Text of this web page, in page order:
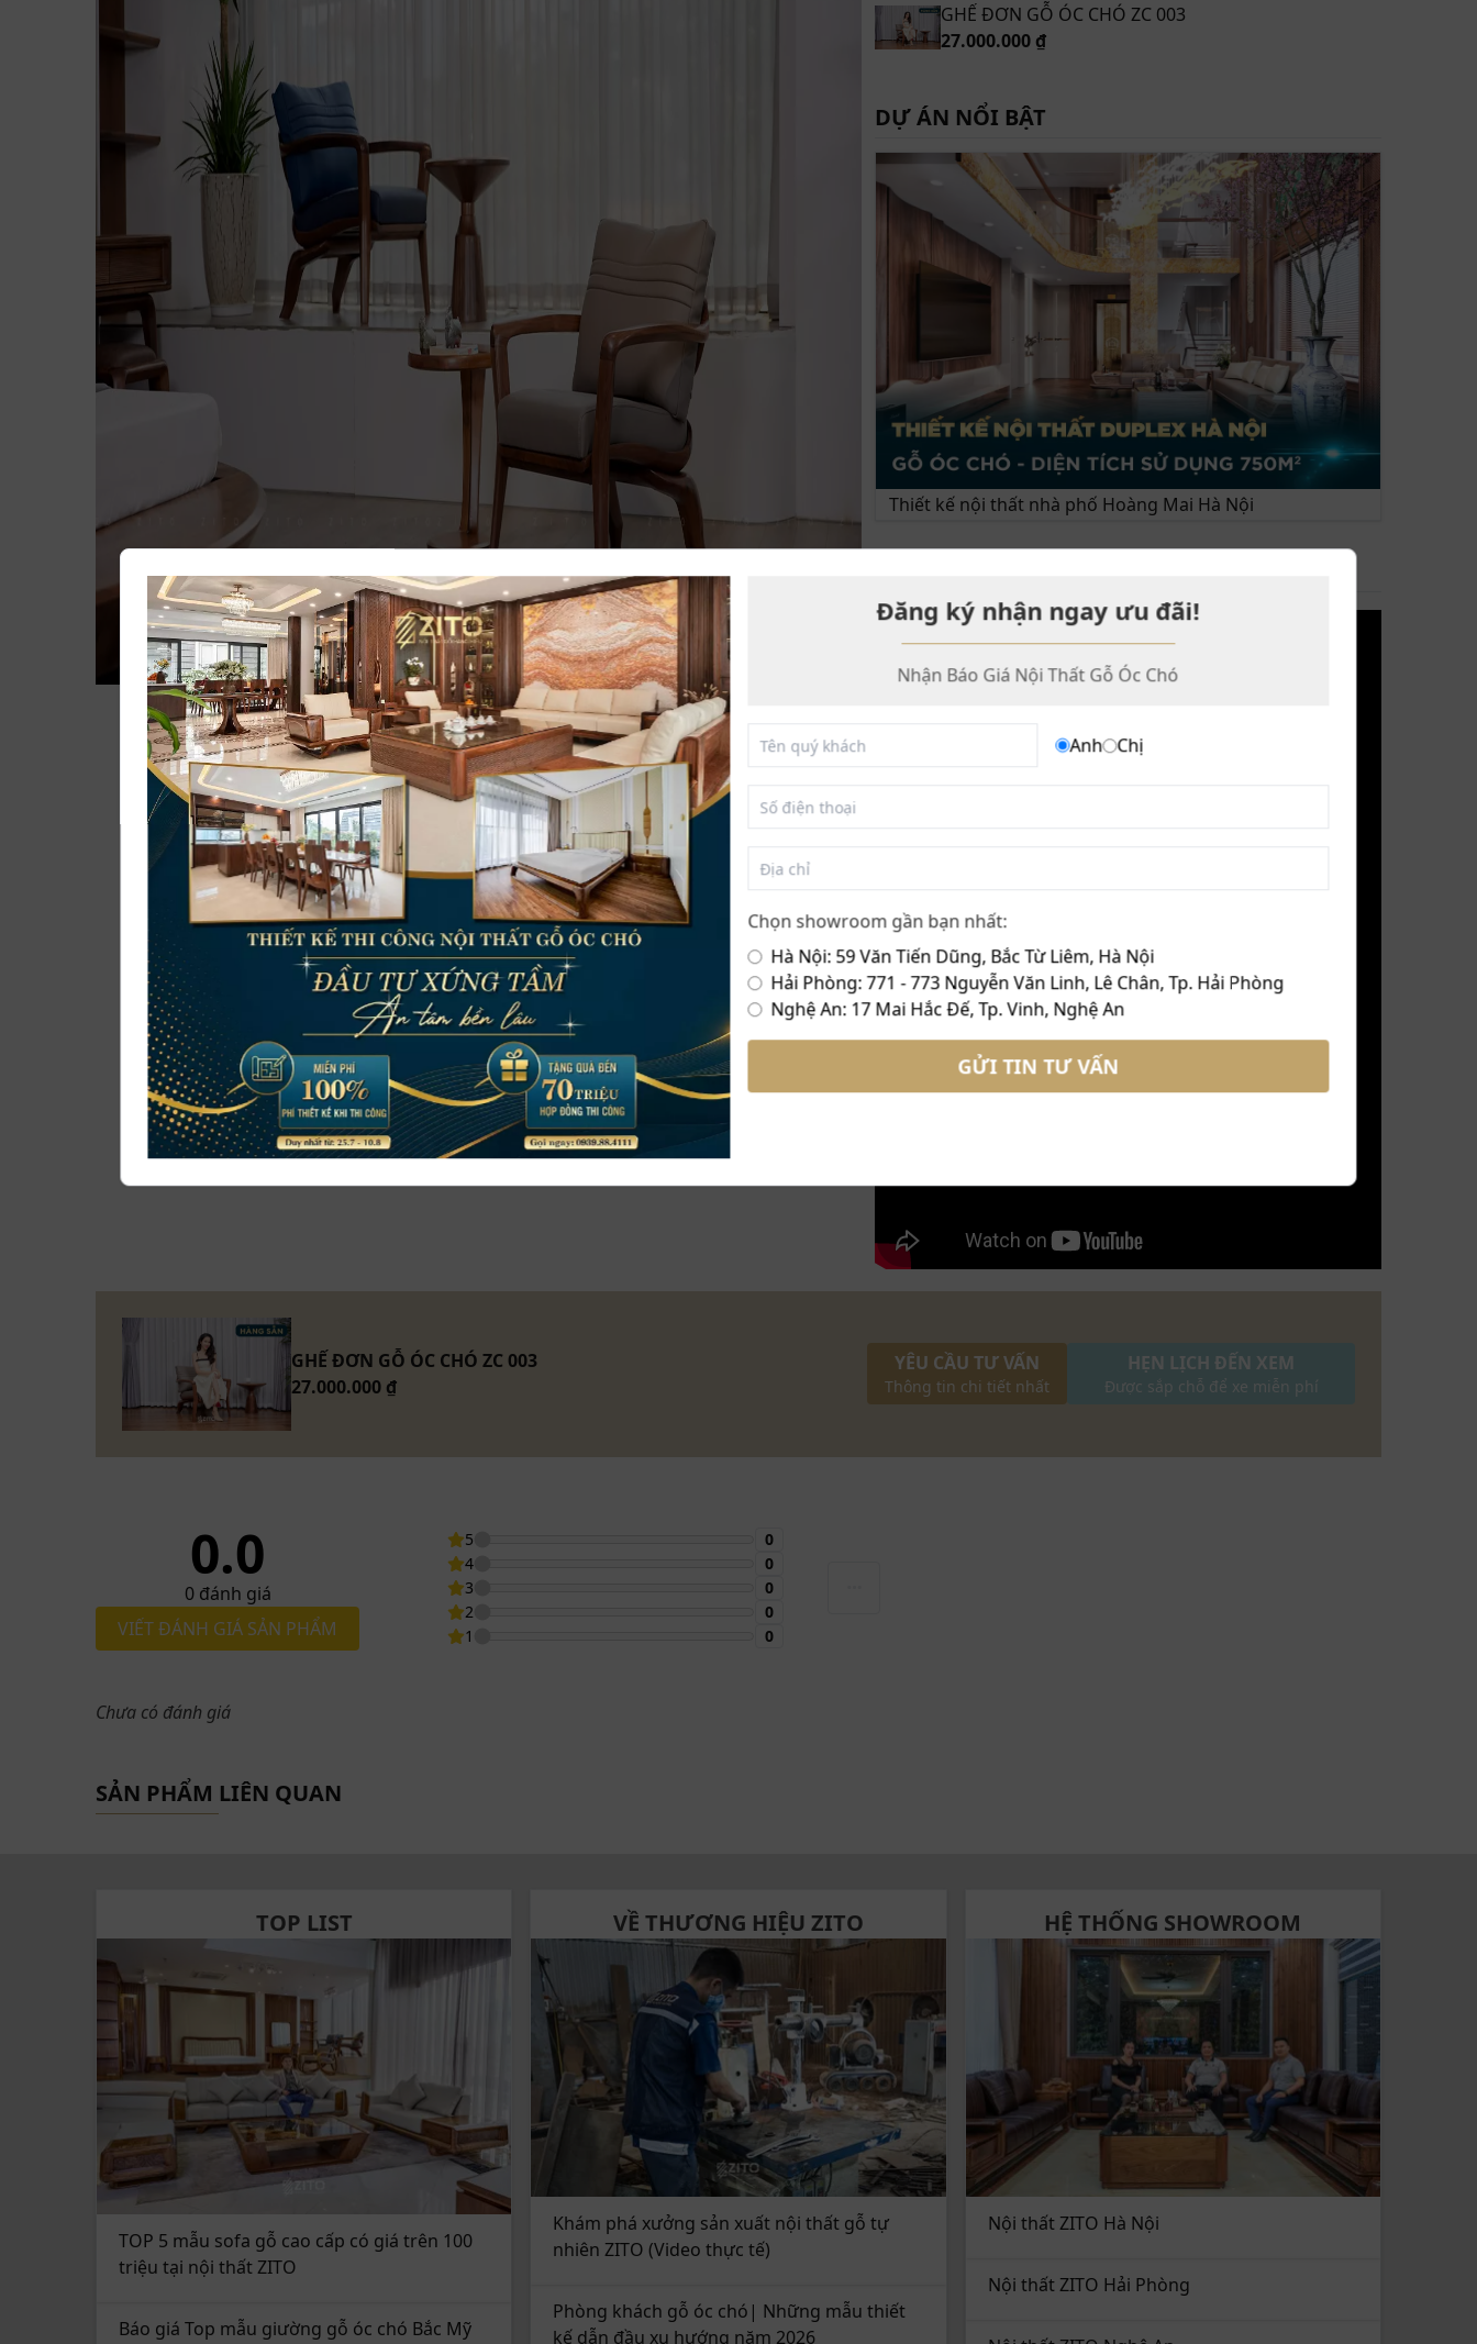
Ghế đơn gỗ óc chó ZC 003 với tông màu xanh sang trọng và be nhã nhặn
2. Ghế ZC 003 - Tuyệt tác nội thất mang đến sự thư giãn đỉnh cao
Ghế đơn gỗ óc chó ZC 003 mang đến sự kết hợp hoàn hảo giữa nét đẹp hiện đại và sự ấm
áp của gỗ óc chó tự nhiên. Lấy cảm hứng từ phong cách Scandinavian (phong cách Bắc Âu),
chiếc ghế sở hữu những đường cong uyển chuyển, mềm mại, tạo nên tổng thể hài hòa và
tinh tế.
Xem thêm
GHẾ ĐƠN GỖ ÓC CHÓ ZC 003
27.000.000 ₫
DỰ ÁN NỔI BẬT
Thiết kế nội thất nhà phố Hoàng Mai Hà Nội
GHẾ ĐƠN GỖ ÓC CHÓ ZC 003
27.000.000 ₫
YÊU CẦU TƯ VẤN
Thông tin chi tiết nhất
HẸN LỊCH ĐẾN XEM
Được sắp chỗ để xe miễn phí
0.0
0đánh giá
VIẾT ĐÁNH GIÁ SẢN PHẨM
5
0
4
0
3
0
2
0
1
0
Chưa có đánh giá
SẢN PHẨM LIÊN QUAN
TOP LIST
TOP 5 mẫu sofa gỗ cao cấp có giá trên 100
triệu tại nội thất ZITO
Báo giá Top mẫu giường gỗ óc chó Bắc Mỹ
VỀ THƯƠNG HIỆU ZITO
Khám phá xưởng sản xuất nội thất gỗ tự
nhiên ZITO (Video thực tế)
Phòng khách gỗ óc chó| Những mẫu thiết
kế dẫn đầu xu hướng năm 2026
HỆ THỐNG SHOWROOM
Nội thất ZITO Hà Nội
Nội thất ZITO Hải Phòng
Đăng ký nhận ngay ưu đãi!
Nhận Báo Giá Nội Thất Gỗ Óc Chó
Anh Chị
Chọn showroom gần bạn nhất:
Hà Nội: 59 Văn Tiến Dũng, Bắc Từ Liêm, Hà Nội
Hải Phòng: 771 - 773 Nguyễn Văn Linh, Lê Chân, Tp. Hải Phòng
Nghệ An: 17 Mai Hắc Đế, Tp. Vinh, Nghệ An
GỬI TIN TƯ VẤN